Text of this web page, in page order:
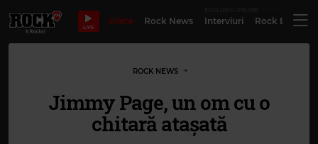
LIVE
Bilete Rock News Interviuri Rock
ROCK NEWS
Jimmy Page, un om cu o
chitară atașată